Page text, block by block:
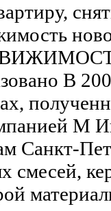
В
М
Санкт-
смесей,